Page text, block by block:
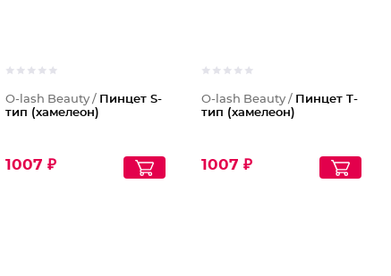
O-lash Beauty / Пинцет S-
тип (хамелеон)
1007 ₽
O-lash Beauty / Пинцет T-
тип (хамелеон)
1007 ₽